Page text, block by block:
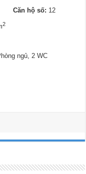
Căn hộ số: 12
2
ngủ, 2 WC